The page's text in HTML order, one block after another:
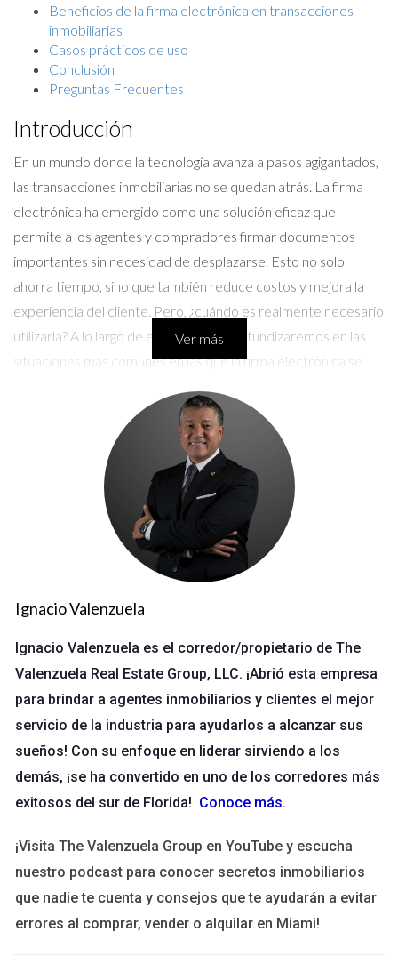
Beneficios de la firma electrónica en transacciones
inmobiliarias
Casos prácticos de uso
Conclusión
Preguntas Frecuentes
Introducción
En un mundo donde la tecnología avanza a pasos agigantados,
las transacciones inmobiliarias no se quedan atrás. La firma
electrónica ha emergido como una solución eficaz que
permite a los agentes y compradores firmar documentos
importantes sin necesidad de desplazarse. Esto no solo
ahorra tiempo, sino que también reduce costos y mejora la
experiencia del cliente. Pero, ¿cuándo es realmente necesario
utilizarla? A lo largo de este artículo, profundizaremos en las
situaciones más comunes en las que la firma electrónica se
Beneficios de la firma electrónica en
transacciones inmobiliarias
La adopción de la firma electrónica trae consigo múltiples
ventajas que transforman la forma en que se llevan a cabo las
transacciones. Entre los beneficios más destacados se
Ahorro de tiempo:
desde cualquier lugar y en cualquier momento elimina la
necesidad de reuniones presenciales.
Seguridad:Las firmas electrónicas están protegidas por
tecnología avanzada que garantiza la autenticidad y la
integridad del documento.
Reducción de costos:
Al eliminar el papel y los gastos
asociados con el envío físico de documentos, se
generan ahorros significativos.
Facilidad de seguimiento: Las plataformas digitales
permiten un seguimiento fácil del estado de cada
Casos prácticos de uso
Para ilustrar cómo la firma electrónica puede ser utilizada
Ver más
Ignacio Valenzuela
Ignacio Valenzuela es el corredor/propietario de The
Valenzuela Real Estate Group, LLC. ¡Abrió esta empresa
para brindar a agentes inmobiliarios y clientes el mejor
servicio de la industria para ayudarlos a alcanzar sus
sueños! Con su enfoque en liderar sirviendo a los
demás, ¡se ha convertido en uno de los corredores más
exitosos del sur de Florida! Conoce más.
¡Visita The Valenzuela Group en YouTube y escucha
nuestro podcast para conocer secretos inmobiliarios
que nadie te cuenta y consejos que te ayudarán a evitar
errores al comprar, vender o alquilar en Miami!